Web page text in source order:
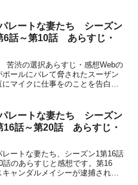
演：フェリシティ・ハフマン元キ
ウーマンで4人の子...
レートな妻たち シーズン
話～第10話 あらすじ・
苦渋の選択あらすじ・感想Webの
ポールにバレて脅されたスーザン
にマイクに仕事をのことを告白す
イクをなだめてポールの家へ。マ
話したから脅し...
レートな妻たち シーズン
話～第20話 あらすじ・
レートな妻たち、シーズン1第16話
話のあらすじと感想です。第16
ャンダルメイシーが逮捕され、